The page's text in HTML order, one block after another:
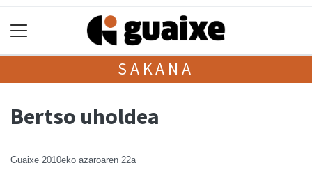
SAKANA
Bertso uholdea
Guaixe 2010eko azaroaren 22a